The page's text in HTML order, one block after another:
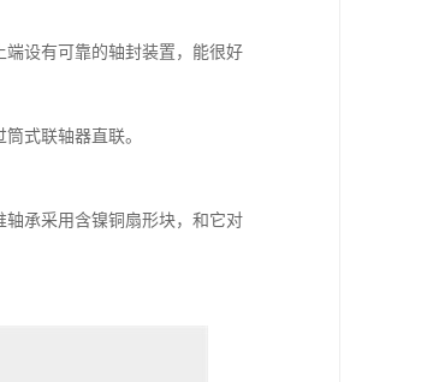
设有可靠的轴封装置，能很好
式联轴器直联。
承采用含镍铜扇形块，和它对